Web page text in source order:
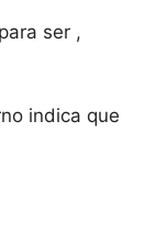
ser ,
indica que